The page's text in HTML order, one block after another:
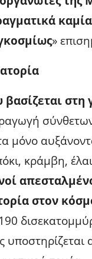
»
μόνο
κράμβη,
στον